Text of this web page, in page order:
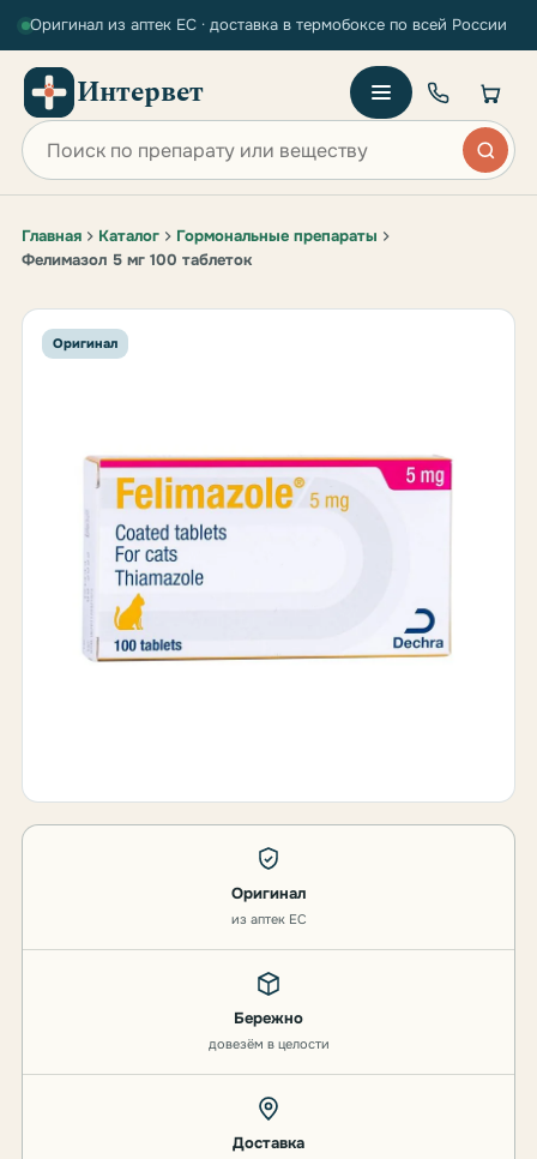
Оригинал из аптек ЕС · доставка в термобоксе по всей России
Интервет
Поиск по сайту
Главная Каталог
Гормональные препараты
Фелимазол 5 мг 100 таблеток
Оригинал
Оригинал
из аптек ЕС
Бережно
довезём в целости
Доставка